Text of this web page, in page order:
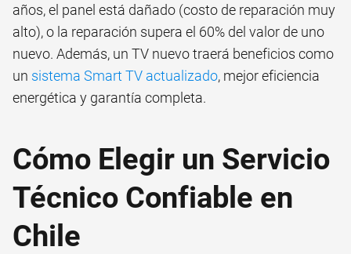
años, el panel está dañado (costo de reparación muy
alto), o la reparación supera el 60% del valor de uno
nuevo. Además, un TV nuevo traerá beneficios como
un sistema Smart TV actualizado, mejor eficiencia
energética y garantía completa.
Cómo Elegir un Servicio
Técnico Confiable en
Chile